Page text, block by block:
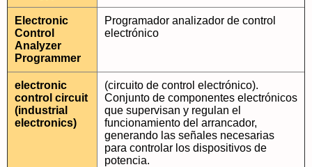
Electronic
Control
Analyzer
Programmer
Programador analizador de control
electrónico
electronic
control circuit
(industrial
electronics)
(circuito de control electrónico).
Conjunto de componentes electrónicos
que supervisan y regulan el
funcionamiento del arrancador,
generando las señales necesarias
para controlar los dispositivos de
potencia.